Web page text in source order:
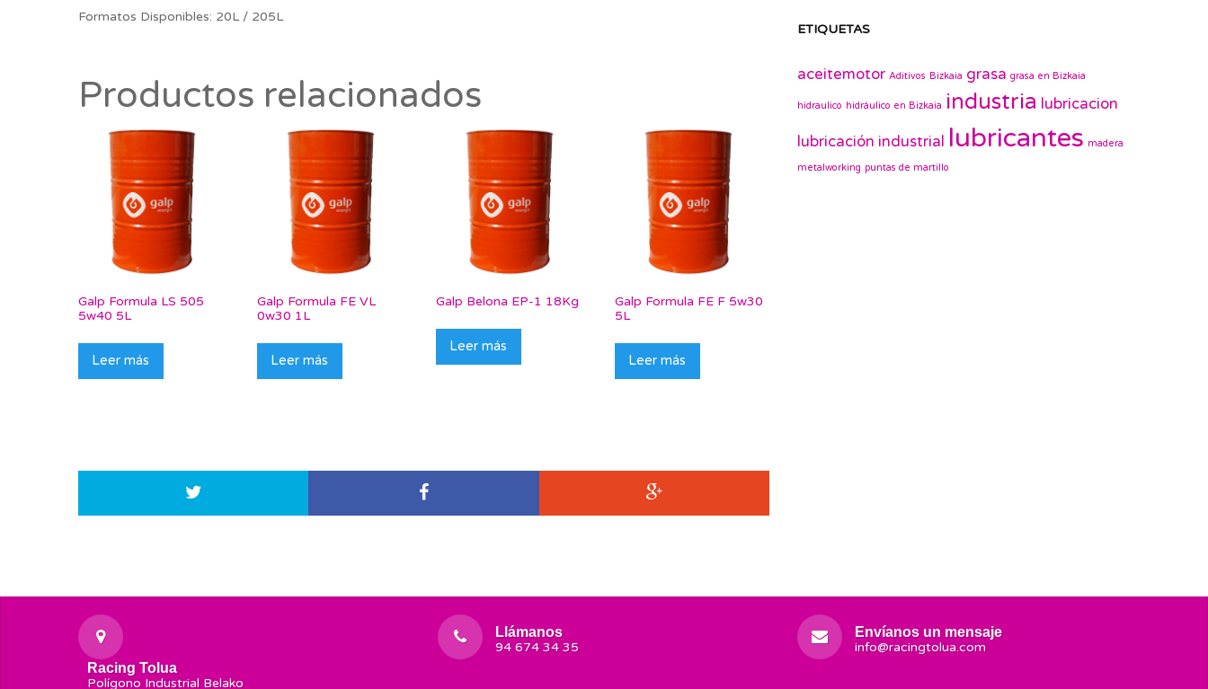
Formatos Disponibles: 20L / 205L
Productos relacionados
Galp Formula LS 505
5w40 5L
Leer más
Galp Formula FE VL
0w30 1L
Leer más
Galp Belona EP-1 18Kg
Leer más
Galp Formula FE F 5w30
5L
Leer más
ETIQUETAS
aceitemotor Aditivos Bizkaia grasa grasa en Bizkaia
hidraulico hidráulico en Bizkaia industria lubricacion
lubricación industrial lubricantes madera
metalworking puntas de martillo
Racing Tolua
Polígono Industrial Belako
Llámanos
94 674 34 35
Envíanos un mensaje
info@racingtolua.com